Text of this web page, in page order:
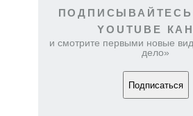
YOUTUBE
и смотрите первыми новые
дело»
Подписаться